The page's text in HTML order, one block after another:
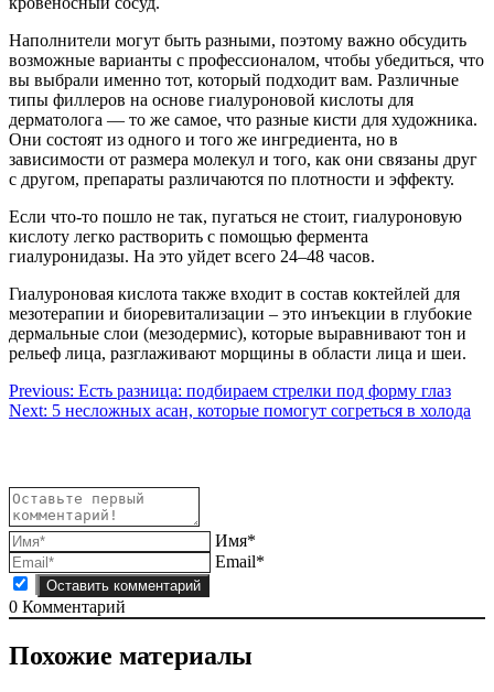
Наполнители могут быть разными, поэтому важно обсудить
возможные варианты с профессионалом, чтобы убедиться, что
вы выбрали именно тот, который подходит вам. Различные
типы филлеров на основе гиалуроновой кислоты для
дерматолога — то же самое, что разные кисти для художника.
Они состоят из одного и того же ингредиента, но в
зависимости от размера молекул и того, как они связаны друг
с другом, препараты различаются по плотности и эффекту.
Если что-то пошло не так, пугаться не стоит, гиалуроновую
кислоту легко растворить с помощью фермента
гиалуронидазы. На это уйдет всего 24–48 часов.
Гиалуроновая кислота также входит в состав коктейлей для
мезотерапии и биоревитализации – это инъекции в глубокие
дермальные слои (мезодермис), которые выравнивают тон и
рельеф лица, разглаживают морщины в области лица и шеи.
Навигация
по
Previous: Есть разница: подбираем стрелки под форму глаз
Next: 5 несложных асан, которые помогут согреться в холода
Имя*
Email*
0 Комментарий
Похожие материалы